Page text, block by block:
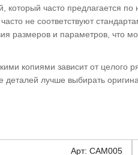
часто предлагается по
не соответствуют
размеров и параметров, что
копиями зависит от целого
лучше выбирать
Арт: CAM005